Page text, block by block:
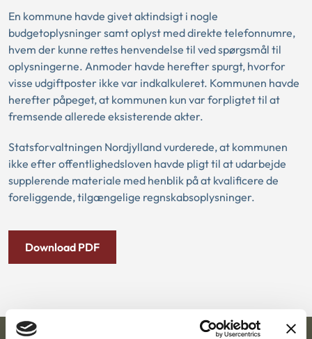
En kommune havde givet aktindsigt i nogle
budgetoplysninger samt oplyst med direkte telefonnumre,
hvem der kunne rettes henvendelse til ved spørgsmål til
oplysningerne. Anmoder havde herefter spurgt, hvorfor
visse udgiftposter ikke var indkalkuleret. Kommunen havde
herefter påpeget, at kommunen kun var forpligtet til at
fremsende allerede eksisterende akter.
Statsforvaltningen Nordjylland vurderede, at kommunen
ikke efter offentlighedsloven havde pligt til at udarbejde
supplerende materiale med henblik på at kvalificere de
foreliggende, tilgængelige regnskabsoplysninger.
Download PDF